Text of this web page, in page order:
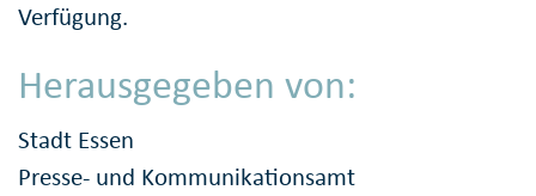
Verfügung.
Herausgegeben von:
Stadt Essen
Presse- und Kommunikationsamt